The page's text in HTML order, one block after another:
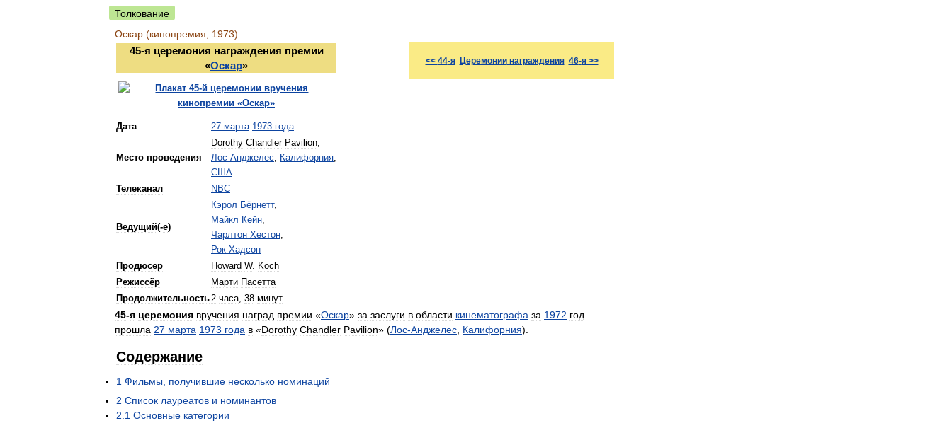
Толкование
Оскар (кинопремия 1973)
<< 44-я Церемонии награждения 46-я>>
45-я церемония награждения премии
«Оскар»
Дата 27 марта 1973 года
Место проведения
Dorothy Chandler Pavilion,
Лос-Анджелес, Калифорния,
США
Телеканал
NBC
Ведущий(-е)
Кэрол Бёрнетт,
Майкл Кейн,
Чарлтон Хестон,
Рок Хадсон
Продюсер
Howard W. Koch
Режиссёр
Марти
Пасетта
Продолжительность2 часа, 38 минут
45-я церемония вручения наград премии «Оскар» за заслуги в области кинематографа за 1972 год
прошла 27 марта 1973 года в «Dorothy Chandler Pavilion» (Лос-Анджелес Калифорния).
Содержание
1 Фильмы получившие несколько номинаций
2 Список лауреатов и номинантов
2 1 Основные категории